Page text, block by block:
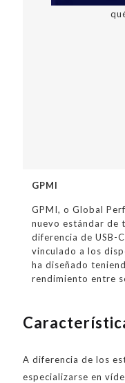
GPMI
GPMI, o Global
nuevo estándar de
diferencia de USB-
vinculado a los
ha diseñado
rendimiento entre
A diferencia de los
especializarse en